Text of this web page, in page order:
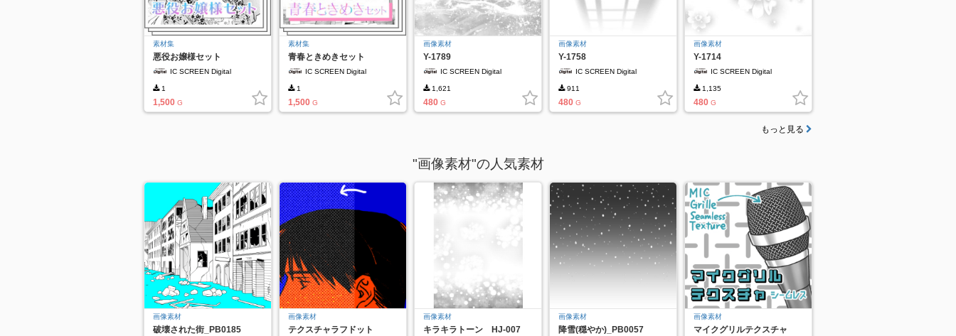
素材集
悪役お嬢様セット
IC SCREEN Digital
1
1,500 G
素材集
青春ときめきセット
IC SCREEN Digital
1
1,500 G
画像素材
Y-1789
IC SCREEN Digital
1,621
480 G
画像素材
Y-1758
IC SCREEN Digital
911
480 G
画像素材
Y-1714
IC SCREEN Digital
1,135
480 G
もっと見る
"画像素材"の人気素材
画像素材
破壊された街_PB0185
画像素材
テクスチャラフドット
画像素材
キラキラトーン HJ-007
画像素材
降雪(穏やか)_PB0057
画像素材
マイクグリルテクスチャ